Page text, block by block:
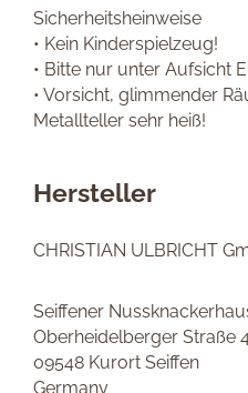
Sicherheitsheinweise
• Kein Kinderspielzeug!
• Bitte nur unter Aufsicht
• Vorsicht, glimmender
Metallteller sehr heiß!
Hersteller
CHRISTIAN ULBRICHT
Seiffener
Oberheidelberger Straße
09548 Kurort Seiffen
Germany